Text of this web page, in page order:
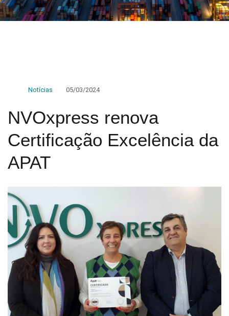
Notícias 05/03/2024
NVOxpress renova
Certificação Excelência da
APAT